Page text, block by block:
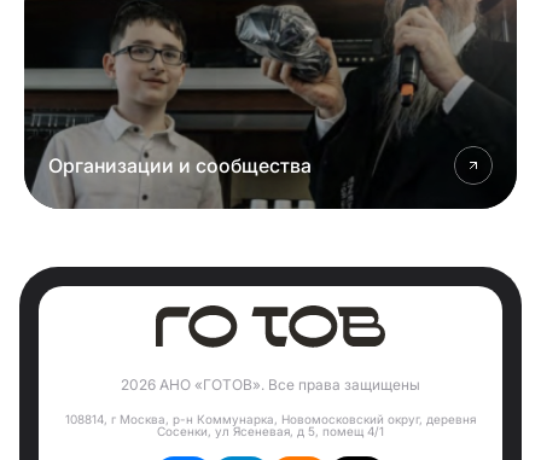
Организации и сообщества
2026 АНО «ГОТОВ». Все права защищены
108814, г Москва, р-н Коммунарка, Новомосковский округ, деревня
Сосенки, ул Ясеневая, д 5, помещ 4/1